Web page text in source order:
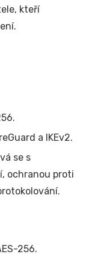
kteří
a IKEv2.
se s
ochranou proti
256.